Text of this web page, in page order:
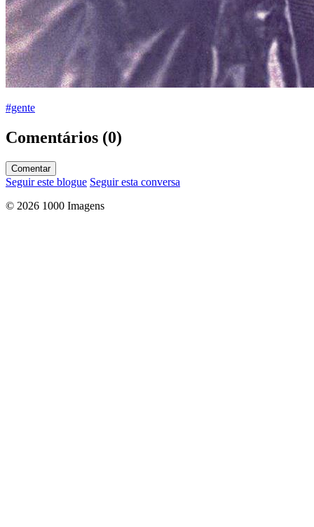
#gente
Comentários (0)
Comentar
Seguir este blogue Seguir esta conversa
© 2026 1000 Imagens